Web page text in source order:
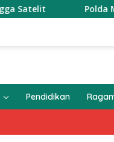
Polda Metro Jaya
Pendidikan